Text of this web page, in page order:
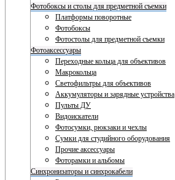
Фотобоксы и столы для предметной съемки
Платформы поворотные
Фотобоксы
Фотостолы для предметной съемки
Фотоаксессуары
Переходные кольца для объективов
Макрокольца
Светофильтры для объективов
Аккумуляторы и зарядные устройства
Пульты ДУ
Видоискатели
Фотосумки, рюкзаки и чехлы
Сумки для студийного оборудования
Прочие аксессуары
Фоторамки и альбомы
Синхронизаторы и синхрокабели